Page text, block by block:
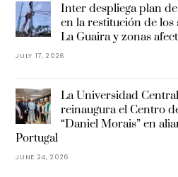
Inter despliega plan
en la restitución de
La Guaira y zonas
JULY 17, 2026
La Universidad
reinaugura el Centro
“Daniel Morais” en
Portugal
JUNE 24, 2026